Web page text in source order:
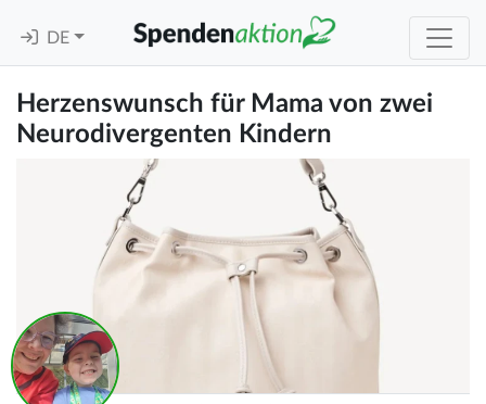
DE
Herzenswunsch für Mama von zwei
Neurodivergenten Kindern